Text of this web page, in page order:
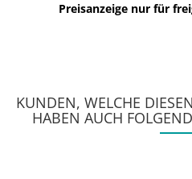
Preisanzeige nur für
KUNDEN, WELCHE
HABEN AUCH